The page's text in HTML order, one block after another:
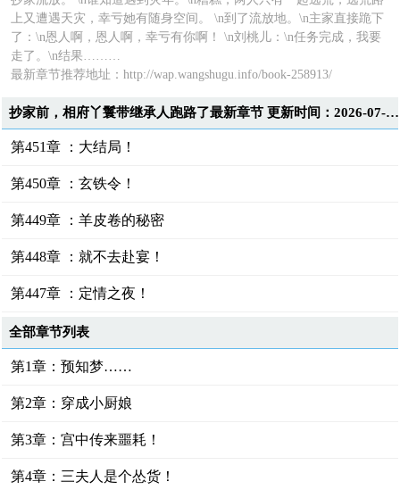
上又遭遇天灾，幸亏她有随身空间。 \n到了流放地。\n主家直接跪下
了：\n恩人啊，恩人啊，幸亏有你啊！ \n刘桃儿：\n任务完成，我要
走了。\n结果………
最新章节推荐地址：http://wap.wangshugu.info/book-258913/
抄家前，相府丫鬟带继承人跑路了最新章节 更新时间：2026-07-11T18:03:59
第451章 ：大结局！
第450章 ：玄铁令！
第449章 ：羊皮卷的秘密
第448章 ：就不去赴宴！
第447章 ：定情之夜！
全部章节列表
第1章：预知梦……
第2章：穿成小厨娘
第3章：宫中传来噩耗！
第4章：三夫人是个怂货！